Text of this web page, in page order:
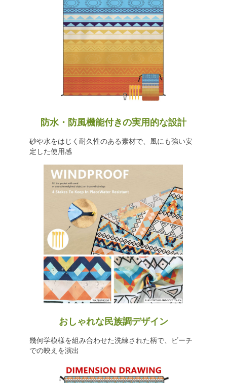
防水・防風機能付きの実用的な設計
砂や水をはじく耐久性のある素材で、風にも強い安
定した使用感
おしゃれな民族調デザイン
幾何学模様を組み合わせた洗練された柄で、ビーチ
での映えを演出